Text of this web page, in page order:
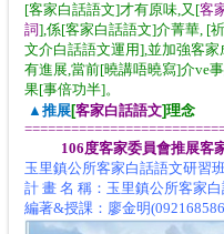
[客家白話語文]才有原味,又[客
詞],係[客家白話語文]介菁華, [
文介白話語文運用],並加強客
有進展,當前[曉講唔曉寫]介ve
果[事倍功半]。
▲ 推展[客家白話語文]理念
106度客家委員會推展客
玉里鎮公所客家白話語文研習
計 畫 名 稱：玉里鎮公所客家
編著&授課：廖金明